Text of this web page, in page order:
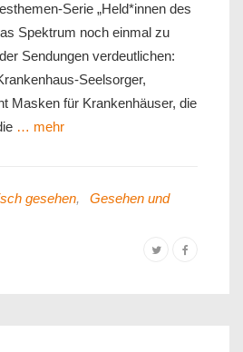
Serie „Held*innen des
Spektrum noch einmal zu
Sendungen verdeutlichen:
Seelsorger,
Masken für Krankenhäuser, die
… mehr
gesehen,
Gesehen und